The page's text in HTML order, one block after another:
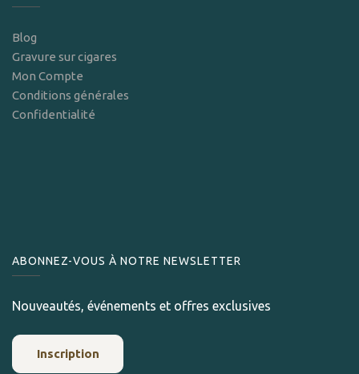
Blog
Gravure sur cigares
Mon Compte
Conditions générales
Confidentialité
ABONNEZ-VOUS À NOTRE NEWSLETTER
Nouveautés, événements et offres exclusives
Inscription